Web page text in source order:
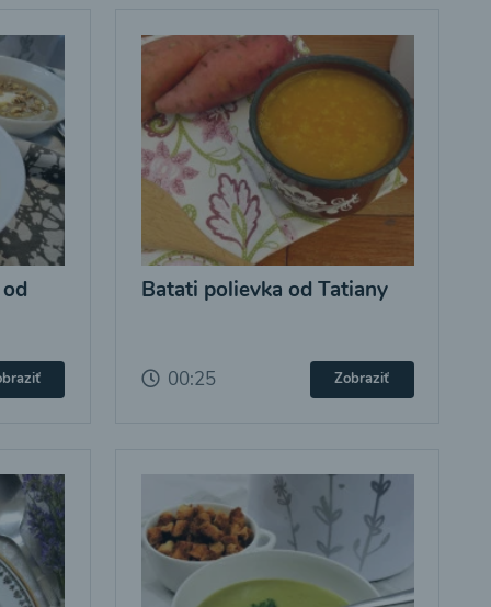
Batati polievka od Tatiany
00:25 Zobraziť